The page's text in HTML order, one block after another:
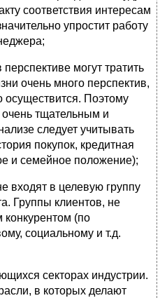
соответствия интересам
упростит работу
могут тратить
очень много перспектив,
осуществится. Поэтому
тщательным и
следует учитывать
покупок, кредитная
и семейное положение);
входят в целевую группу
Группы клиентов, не
(по
социальному и т.д.
секторах индустрии.
в которых делают